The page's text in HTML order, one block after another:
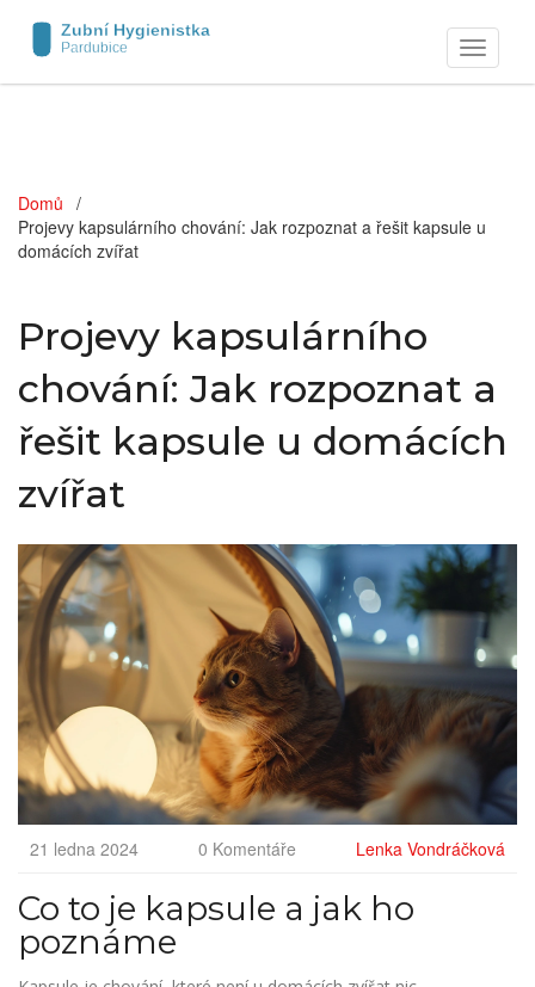
Zobrazit
navigaci
Domů
Projevy kapsulárního chování: Jak rozpoznat a řešit kapsule u
domácích zvířat
Projevy kapsulárního
chování: Jak rozpoznat a
řešit kapsule u domácích
zvířat
21 ledna 2024 0 Komentáře Lenka Vondráčková
Co to je kapsule a jak ho
poznáme